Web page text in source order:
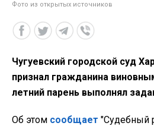
Фото из открытых источников
Чугуевский городской суд
признал гражданина
летний парень выполнял
Об этом сообщает "Судебный